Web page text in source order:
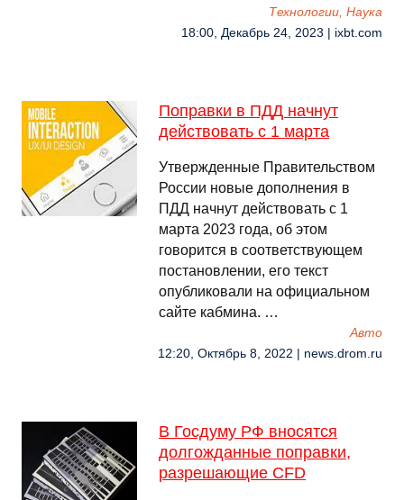
Технологии, Наука
18:00, Декабрь 24, 2023 | ixbt.com
Поправки в ПДД начнут
действовать с 1 марта
Утвержденные Правительством
России новые дополнения в
ПДД начнут действовать с 1
марта 2023 года, об этом
говорится в соответствующем
постановлении, его текст
опубликовали на официальном
сайте кабмина. …
Авто
12:20, Октябрь 8, 2022 | news.drom.ru
В Госдуму РФ вносятся
долгожданные поправки,
разрешающие CFD